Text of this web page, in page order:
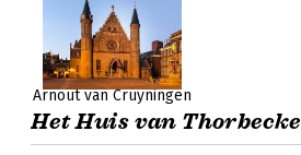
Arnout van Cruyningen
Het Huis van Thorbecke